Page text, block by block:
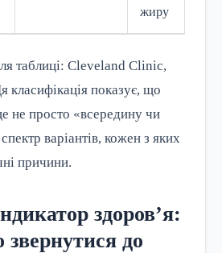
жиру
таблиці: Cleveland Clinic,
показує, що
не просто «всередину чи
варіантів, кожен з яких
причини.
здоров’я:
звернутися до